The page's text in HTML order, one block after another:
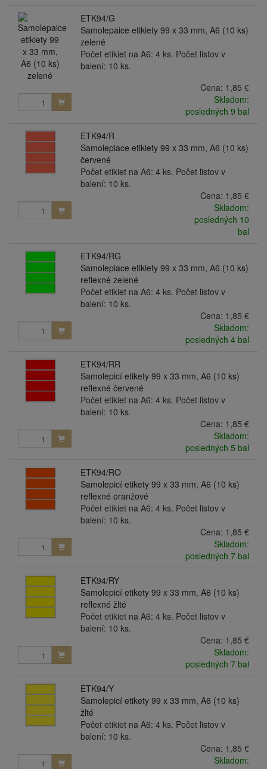
ETK94/G
Samolepaice etikiety 99 x 33 mm, A6 (10 ks)
zelené
Počet etikiet na A6: 4 ks. Počet listov v
balení: 10 ks.
Cena: 1,85 €
Skladom:
posledných 9 bal
ETK94/R
Samolepiace etikiety 99 x 33 mm, A6 (10 ks)
červené
Počet etikiet na A6: 4 ks. Počet listov v
balení: 10 ks.
Cena: 1,85 €
Skladom:
posledných 10
bal
ETK94/RG
Samolepiace etikiety 99 x 33 mm, A6 (10 ks)
reflexné zelené
Počet etikiet na A6: 4 ks. Počet listov v
balení: 10 ks.
Cena: 1,85 €
Skladom:
posledných 4 bal
ETK94/RR
Samolepicí etikety 99 x 33 mm, A6 (10 ks)
reflexné červené
Počet etikiet na A6: 4 ks. Počet listov v
balení: 10 ks.
Cena: 1,85 €
Skladom:
posledných 5 bal
ETK94/RO
Samolepicí etikety 99 x 33 mm, A6 (10 ks)
reflexné oranžové
Počet etikiet na A6: 4 ks. Počet listov v
balení: 10 ks.
Cena: 1,85 €
Skladom:
posledných 7 bal
ETK94/RY
Samolepicí etikety 99 x 33 mm, A6 (10 ks)
reflexné žlté
Počet etikiet na A6: 4 ks. Počet listov v
balení: 10 ks.
Cena: 1,85 €
Skladom:
posledných 7 bal
ETK94/Y
Samolepicí etikety 99 x 33 mm, A6 (10 ks)
žlté
Počet etikiet na A6: 4 ks. Počet listov v
balení: 10 ks.
Cena: 1,85 €
Skladom: